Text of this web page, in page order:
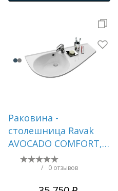
Раковина -
столешница Ravak
AVOCADO COMFORT,
белая () XJ9P1100000
/ 0 отзывов